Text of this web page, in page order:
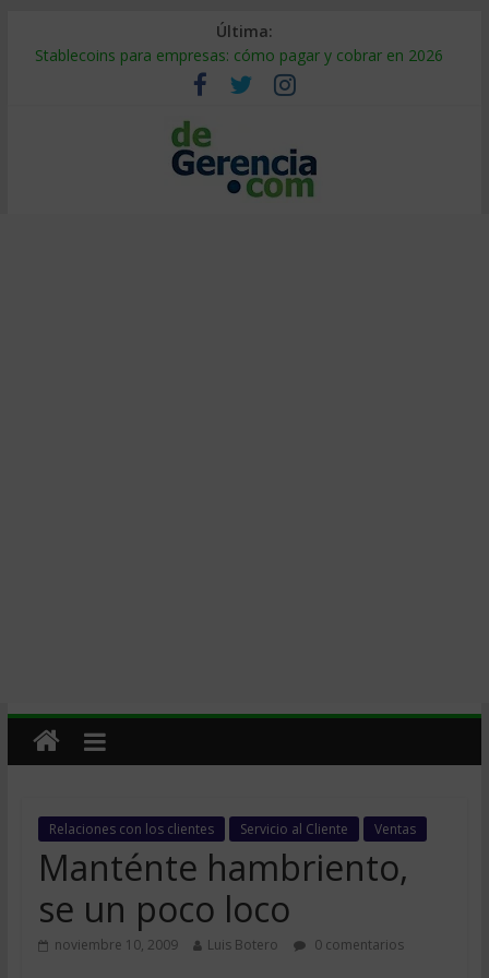
Última:
Stablecoins para empresas: cómo pagar y cobrar en 2026
Despido silencioso: qué es y por qué sale tan caro
IA en selección de personal: cómo auditarla a tiempo
Trabajo forzoso en la cadena de suministro: qué hacer
Mercado hispano de EE. UU.: cómo segmentarlo y venderle
Relaciones con los clientes Servicio al Cliente Ventas
Manténte hambriento,
se un poco loco
noviembre 10, 2009 Luis Botero 0 comentarios